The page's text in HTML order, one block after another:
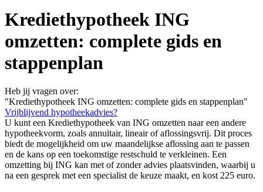
Krediethypotheek ING
omzetten: complete gids en
stappenplan
Heb jij vragen over:
"Krediethypotheek ING omzetten: complete gids en stappenplan"
Vrijblijvend hypotheekadvies?
U kunt een Krediethypotheek van ING omzetten naar een andere
hypotheekvorm, zoals annuïtair, lineair of aflossingsvrij. Dit proces
biedt de mogelijkheid om uw maandelijkse aflossing aan te passen
en de kans op een toekomstige restschuld te verkleinen. Een
omzetting bij ING kan met of zonder advies plaatsvinden, waarbij u
na een gesprek met een specialist de keuze maakt, en kost 225 euro.